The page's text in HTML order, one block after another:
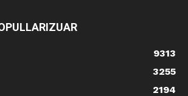
9313
3255
2194